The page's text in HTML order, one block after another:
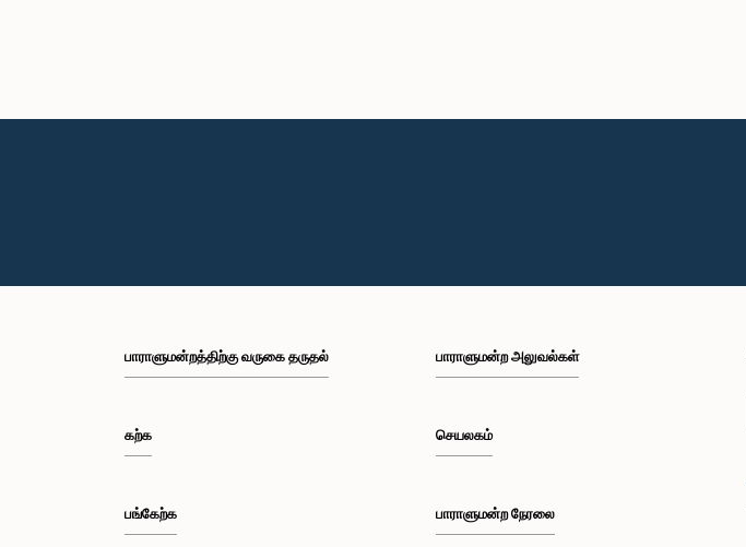
பாராளுமன்றத்திற்கு வருகை தருதல்
கற்க
பங்கேற்க
பாராளுமன்ற அலுவல்கள்
செயலகம்
பாராளுமன்ற நேரலை